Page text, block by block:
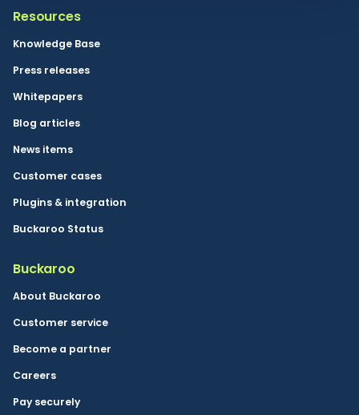
Resources
Knowledge Base
Press releases
Whitepapers
Blog articles
News items
Customer cases
Plugins & integration
Buckaroo Status
Buckaroo
About Buckaroo
Customer service
Become a partner
Careers
Pay securely